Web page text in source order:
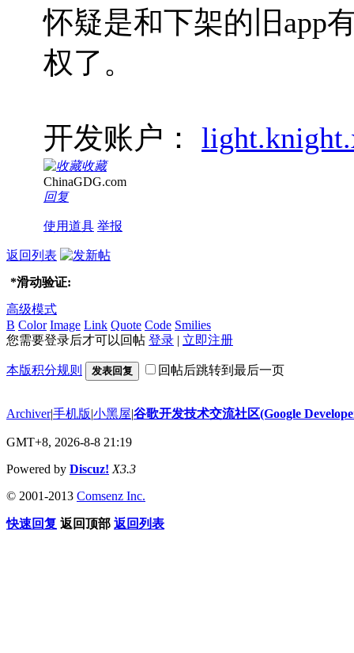
怀疑是和下架的旧app
权了。
开发账户：
收藏
ChinaGDG.com
回复
使用道具 举报
返回列表
*滑动验证:
高级模式
B Color Image Link Quote Code Smilies
您需要登录后才可以回帖 登录 | 立即注册
本版积分规则 发表回复 回帖后跳转到最后一页
Archiver|手机版|小黑屋|谷歌开发技术交流社区(Google
GMT+8, 2026-8-8 21:19
Powered by Discuz! X3.3
© 2001-2013 Comsenz Inc.
快速回复 返回顶部 返回列表